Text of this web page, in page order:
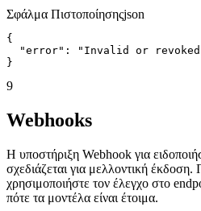
Σφάλμα Πιστοποίησηςjson
{
"error": "Invalid or
}
9
Webhooks
Η υποστήριξη Webhook για
σχεδιάζεται για μελλοντική
χρησιμοποιήστε τον έλεγχο στο
πότε τα μοντέλα είναι έτοιμα.